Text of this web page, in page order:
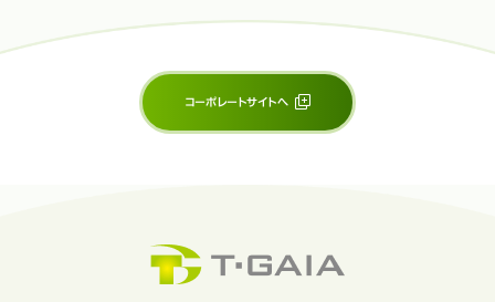
コーポレートサイトへ